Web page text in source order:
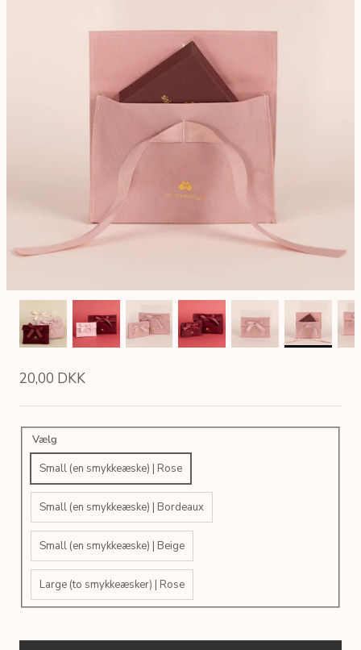
20,00 DKK
Vælg
Small (en smykkeæske) | Rose
Small (en smykkeæske) | Bordeaux
Small (en smykkeæske) | Beige
Large (to smykkeæsker) | Rose